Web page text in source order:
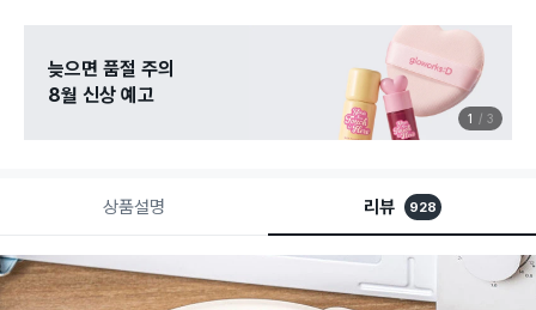
늦으면 품절 주의
8월 신상 예고
1 3
상품설명 리뷰 928